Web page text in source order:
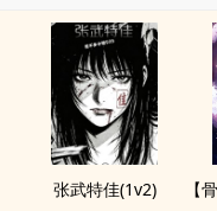
张武特佳(1v2)